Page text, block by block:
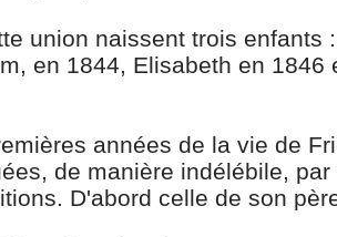
union naissent trois enfants
en 1844, Elisabeth en 1846
années de la vie de
de manière indélébile, par
D'abord celle de son